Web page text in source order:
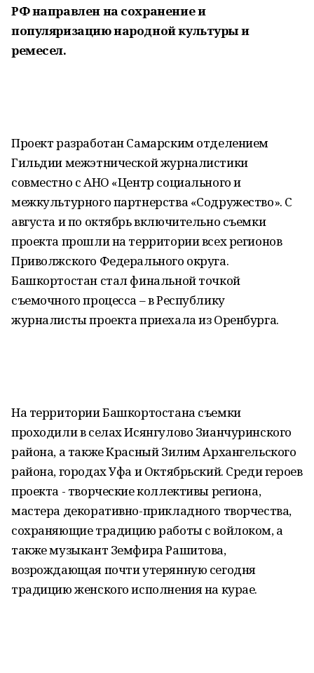
РФ направлен на сохранение и
популяризацию народной культуры и
ремесел.
Проект разработан Самарским отделением
Гильдии межэтнической журналистики
совместно с АНО «Центр социального и
межкультурного партнерства «Содружество». С
августа и по октябрь включительно съемки
проекта прошли на территории всех регионов
Приволжского Федерального округа.
Башкортостан стал финальной точкой
съемочного процесса – в Республику
журналисты проекта приехала из Оренбурга.
На территории Башкортостана съемки
проходили в селах Исянгулово Зианчуринского
района, а также Красный Зилим Архангельского
района, городах Уфа и Октябрьский. Среди героев
проекта - творческие коллективы региона,
мастера декоративно-прикладного творчества,
сохраняющие традицию работы с войлоком, а
также музыкант Земфира Рашитова,
возрождающая почти утерянную сегодня
традицию женского исполнения на курае.